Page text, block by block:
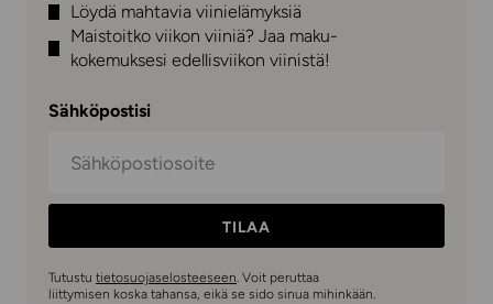
Löydä mahtavia viinielämyksiä
Maistoitko viikon viiniä? Jaa maku-
kokemuksesi edellisviikon viinistä!
Sähköpostisi
TILAA
Tutustu tietosuojaselosteeseen. Voit peruttaa
liittymisen koska tahansa, eikä se sido sinua mihinkään.